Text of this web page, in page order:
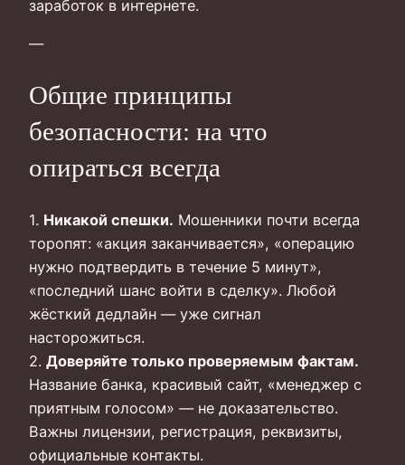
заработок в интернете.
—
Общие принципы
безопасности: на что
опираться всегда
1. Никакой спешки. Мошенники почти всегда
торопят: «акция заканчивается», «операцию
нужно подтвердить в течение 5 минут»,
«последний шанс войти в сделку». Любой
жёсткий дедлайн — уже сигнал
насторожиться.
2. Доверяйте только проверяемым фактам.
Название банка, красивый сайт, «менеджер с
приятным голосом» — не доказательство.
Важны лицензии, регистрация, реквизиты,
официальные контакты.